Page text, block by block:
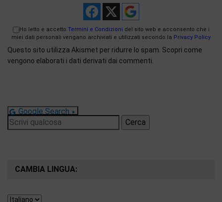
Ho letto e accetto Termini e Condizioni del sito web e acconsento che i
miei dati personali vengano archiviati e utilizzati secondo la Privacy Policy
Questo sito utilizza Akismet per ridurre lo spam. Scopri come
vengono elaborati i dati derivati dai commenti.
Google Search
Ricerca
per:
CAMBIA LINGUA: